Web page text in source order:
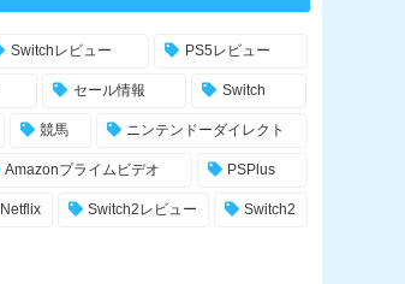
Switchレビュー PS5レビュー
セール情報 Switch
競馬 ニンテンドーダイレクト
Amazonプライムビデオ PSPlus
Netflix Switch2レビュー Switch2